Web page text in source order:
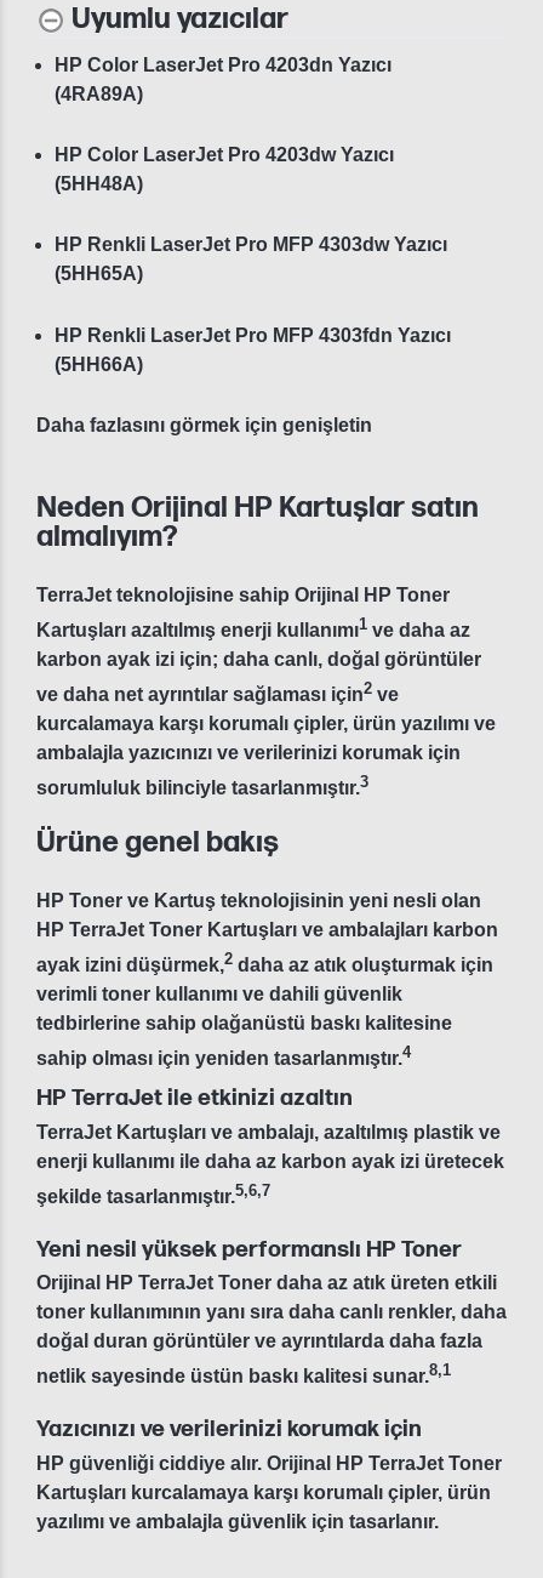
Uyumlu yazıcılar
HP Color LaserJet Pro 4203dn Yazıcı
(4RA89A)
HP Color LaserJet Pro 4203dw Yazıcı
(5HH48A)
HP Renkli LaserJet Pro MFP 4303dw Yazıcı
(5HH65A)
HP Renkli LaserJet Pro MFP 4303fdn Yazıcı
(5HH66A)
Daha fazlasını görmek için genişletin
Neden Orijinal HP Kartuşlar satın
almalıyım?
TerraJet teknolojisine sahip Orijinal HP Toner
Kartuşları azaltılmış enerji kullanımı1 ve daha az
karbon ayak izi için; daha canlı, doğal görüntüler
ve daha net ayrıntılar sağlaması için2 ve
kurcalamaya karşı korumalı çipler, ürün yazılımı ve
ambalajla yazıcınızı ve verilerinizi korumak için
sorumluluk bilinciyle tasarlanmıştır.3
Ürüne genel bakış
HP Toner ve Kartuş teknolojisinin yeni nesli olan
HP TerraJet Toner Kartuşları ve ambalajları karbon
ayak izini düşürmek,2 daha az atık oluşturmak için
verimli toner kullanımı ve dahili güvenlik
tedbirlerine sahip olağanüstü baskı kalitesine
sahip olması için yeniden tasarlanmıştır.4
HP TerraJet ile etkinizi azaltın
TerraJet Kartuşları ve ambalajı, azaltılmış plastik ve
enerji kullanımı ile daha az karbon ayak izi üretecek
şekilde tasarlanmıştır.5,6,7
Yeni nesil yüksek performanslı HP Toner
Orijinal HP TerraJet Toner daha az atık üreten etkili
toner kullanımının yanı sıra daha canlı renkler, daha
doğal duran görüntüler ve ayrıntılarda daha fazla
netlik sayesinde üstün baskı kalitesi sunar.8,1
Yazıcınızı ve verilerinizi korumak için
HP güvenliği ciddiye alır. Orijinal HP TerraJet Toner
Kartuşları kurcalamaya karşı korumalı çipler, ürün
yazılımı ve ambalajla güvenlik için tasarlanır.